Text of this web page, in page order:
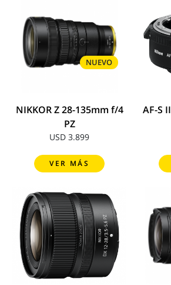
NUEVO
NIKKOR Z 28-135mm f/4
PZ
USD 3.899
VER MÁS
AF-S